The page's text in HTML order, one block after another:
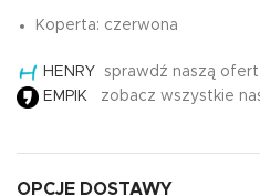
Koperta: czerwona
HENRY sprawdź naszą
EMPIK zobacz wszystkie
OPCJE DOSTAWY